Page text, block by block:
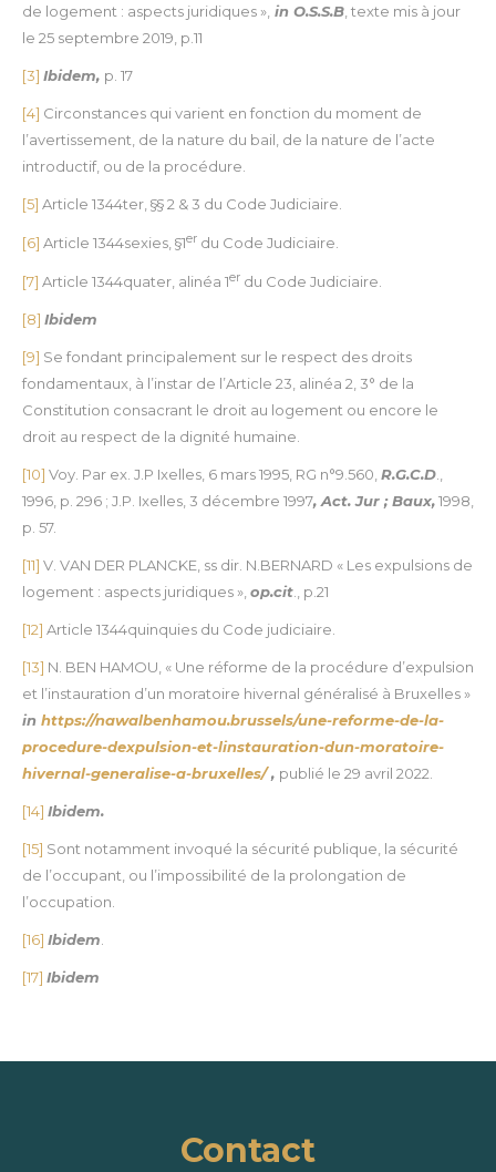
de logement : aspects juridiques », in O.S.S.B , texte mis à jour
le 25 septembre 2019, p.11
[3] Ibidem, p. 17
[4] Circonstances qui varient en fonction du moment de
l’avertissement, de la nature du bail, de la nature de l’acte
introductif, ou de la procédure.
[5] Article 1344ter, §§ 2 & 3 du Code Judiciaire.
[6] Article 1344sexies, §1er du Code Judiciaire.
[7] Article 1344quater, alinéa 1er du Code Judiciaire.
[8] Ibidem
[9] Se fondant principalement sur le respect des droits
fondamentaux, à l’instar de l’Article 23, alinéa 2, 3° de la
Constitution consacrant le droit au logement ou encore le
droit au respect de la dignité humaine.
[10] Voy. Par ex. J.P Ixelles, 6 mars 1995, RG n°9.560,R.G.C.D.,
1996, p. 296 ; J.P. Ixelles, 3 décembre 1997, Act. Jur ; Baux,1998,
p. 57.
[11] V. VAN DER PLANCKE, ss dir. N.BERNARD « Les expulsions de
logement : aspects juridiques »,op.cit., p.21
[12] Article 1344quinquies du Code judiciaire.
[13] N. BEN HAMOU, « Une réforme de la procédure d’expulsion
et l’instauration d’un moratoire hivernal généralisé à Bruxelles »
in https://nawalbenhamou.brussels/une-reforme-de-la-
procedure-dexpulsion-et-linstauration-dun-moratoire-
hivernal-generalise-a-bruxelles/, publié le 29 avril 2022.
[14] Ibidem.
[15] Sont notamment invoqué la sécurité publique, la sécurité
de l’occupant, ou l’impossibilité de la prolongation de
l’occupation.
[16] Ibidem.
[17] Ibidem
Contact